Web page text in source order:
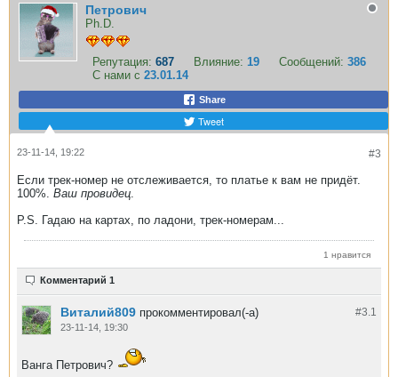
Петрович
Ph.D.
Репутация: 687 Влияние: 19 Сообщений: 386
С нами с 23.01.14
Share
Tweet
#3
23-11-14, 19:22
Если трек-номер не отслеживается, то платье к вам не придёт.
100%. Ваш провидец
P.S. Гадаю на картах, по ладони, трек-номерам...
1 нравится
Комментарий 1
#3. 1
Виталий809 прокомментировал(-а)
23-11-14, 19:30
Ванга Петрович?